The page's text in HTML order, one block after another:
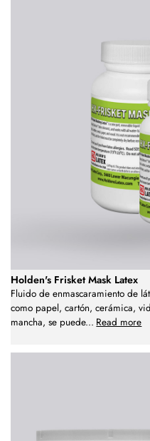
Holden's Frisket Mask Latex
Fluido de enmascaramiento de
como papel, cartón, cerámica,
mancha, se puede... Read more